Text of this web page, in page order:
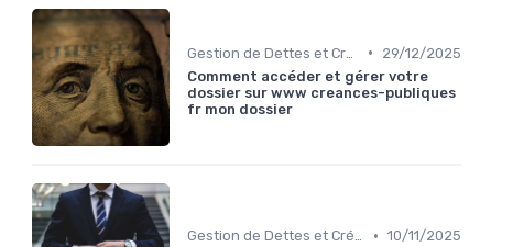
•
29/12/2025
Comment accéder et gérer votre
dossier sur www creances-publiques
fr mon dossier
Gestion de Dettes et Crédits • 10/11/2025